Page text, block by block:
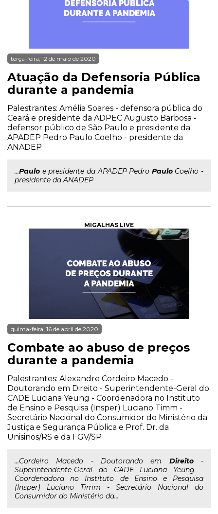
terça-feira, 12 de maio de 2020
Atuação da Defensoria Pública
durante a pandemia
Palestrantes: Amélia Soares - defensora pública do
Ceará e presidente da ADPEC Augusto Barbosa -
defensor público de São Paulo e presidente da
APADEP Pedro Paulo Coelho - presidente da
ANADEP
...Paulo e presidente da APADEP Pedro PauloCoelho -
presidente da ANADEP
MIGALHAS LIVE
quinta-feira, 16 de abril de 2020
Combate ao abuso de preços
durante a pandemia
Palestrantes: Alexandre Cordeiro Macedo -
Doutorando em Direito - Superintendente-Geral do
CADE Luciana Yeung - Coordenadora no Instituto
de Ensino e Pesquisa (Insper) Luciano Timm -
Secretário Nacional do Consumidor do Ministério da
Justiça e Segurança Pública e Prof. Dr. da
Unisinos/RS e da FGV/SP
...Cordeiro Macedo - Doutorando em Direito-
Superintendente-Geral do CADE Luciana Yeung -
Coordenadora no Instituto de Ensino e Pesquisa
(Insper) Luciano Timm - Secretário Nacional do
Consumidor do Ministério da...